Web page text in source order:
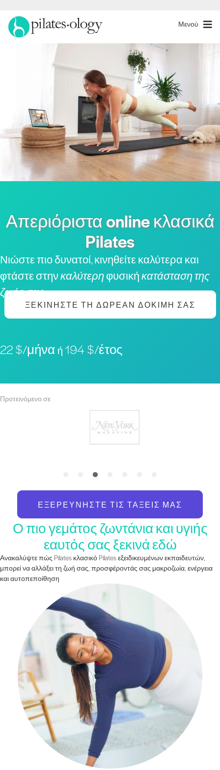
Μενού
Απεριόριστα online κλασικά
Pilates
Νιώστε πιο δυνατοί, κινηθείτε καλύτερα και
φτάστε στηνκαλύτερηφυσικήκατάσταση της
ζωής σας
ΞΕΚΙΝΉΣΤΕ ΤΗ ΔΩΡΕΆΝ ΔΟΚΙΜΉ ΣΑΣ
22 $/μήνα ή 194 $/έτος
Προτεινόμενο σε
ΕΞΕΡΕΥΝΉΣΤΕ ΤΙΣ ΤΆΞΕΙΣ ΜΑΣ
Ο πιο γεμάτος ζωντάνια και υγιής
εαυτός σας ξεκινά εδώ
Ανακαλύψτε πώς Pilates κλασικό Pilates εξειδικευμένων εκπαιδευτών,
μπορεί να αλλάξει τη ζωή σας, προσφέροντάς σας μακροζωία, ενέργεια
και αυτοπεποίθηση